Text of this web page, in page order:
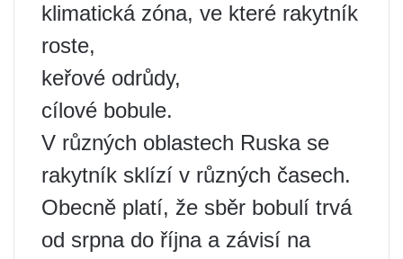
klimatická zóna, ve které rakytník
roste,
keřové odrůdy,
cílové bobule.
V různých oblastech Ruska se
rakytník sklízí v různých časech.
Obecně platí, že sběr bobulí trvá
od srpna do října a závisí na